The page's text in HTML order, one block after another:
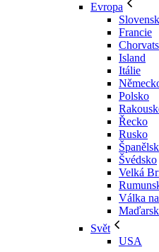
Evropa
Francie
Island
Itálie
Polsko
Řecko
Rusko
Švédsko
Velká
Válka
Svět
USA